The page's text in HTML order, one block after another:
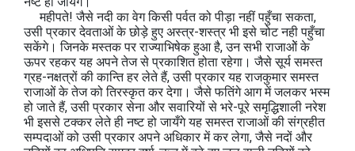
महीपते! जैसे नदी का वेग किसी पर्वत को पीड़ा नहीं पहुँचा सकता,
उसी प्रकार देवताओं के छोड़े हुए अस्त्र-शस्त्र भी इसे चोट नही पहुँचा
सकेंगे। जिनके मस्तक पर राज्याभिषेक हुआ है, उन सभी राजाओें के
ऊपर रहकर यह अपने तेज से प्रकाशित होता रहेगा। जैसे सूर्य समस्त
ग्रह-नक्षत्रों की कान्ति हर लेते हैं, उसी प्रकार यह राजकुमार समस्त
राजाओं के तेज को तिरस्कृत कर देगा। जैसे फतिंगे आग में जलकर भस्म
हो जाते हैं, उसी प्रकार सेना और सवारियों से भरे-पूरे समृद्धिशाली नरेश
भी इससे टक्कर लेते ही नष्ट हो जायँगे यह समस्त राजाओं की संग्रहीत
सम्पदाओं को उसी प्रकार अपने अधिकार में कर लेगा, जैसे नदों और